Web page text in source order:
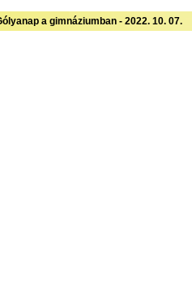
a gimnáziumban - 2022. 10. 07.